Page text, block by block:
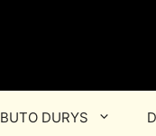
BUTO DURYS